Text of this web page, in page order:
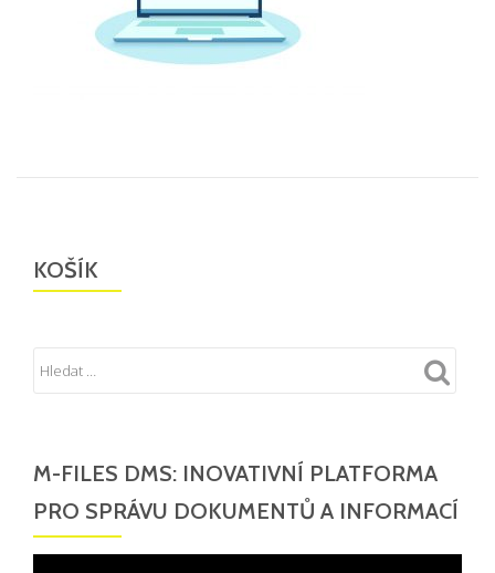
KOŠÍK
M-FILES DMS: INOVATIVNÍ PLATFORMA
PRO SPRÁVU DOKUMENTŮ A INFORMACÍ